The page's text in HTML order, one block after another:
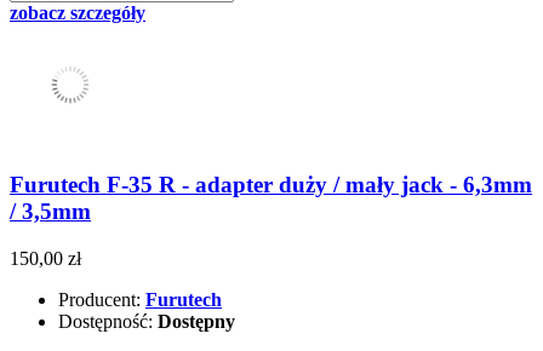
zobacz szczegóły
Furutech F-35 R - adapter duży / mały jack - 6,3mm
/ 3,5mm
150,00 zł
Producent: Furutech
Dostępność: Dostępny